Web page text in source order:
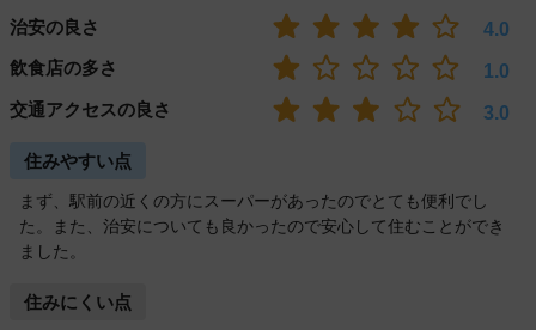
治安の良さ
4.0
飲食店の多さ
1.0
交通アクセスの良さ
3.0
住みやすい点
まず、駅前の近くの方にスーパーがあったのでとても便利でし
た。また、治安についても良かったので安心して住むことができ
ました。
住みにくい点